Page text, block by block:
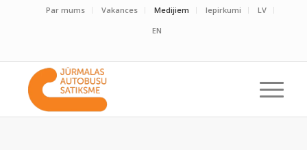
Par mums Vakances Medijiem Iepirkumi
LV
EN